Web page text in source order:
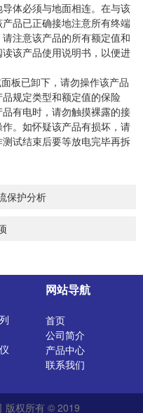
体必须与地面相连。在与该
品已正确接地注意所有终端
注意该产品的所有额定值和
该产品使用说明书，以便进
板已卸下，请勿操作该产品
规定类型和额定值的保险
有电时，请勿触摸裸露的接
。如怀疑该产品有损坏，请
试结束后要等放电完毕再拆
保护分析
网站导航
首页
公司简介
产品中心
联系我们
版权所有 © 2019